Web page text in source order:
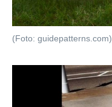
(Foto: guidepatterns.com)